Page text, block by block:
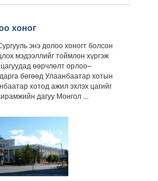
хоног
энэ долоо хоногт болсон
мэдээллийг тоймлон хүргэж
өөрчлөлт орлоо–
бөгөөд Улаанбаатар хотын
хотод ажил эхлэх цагийг
дагуу Монгол ...